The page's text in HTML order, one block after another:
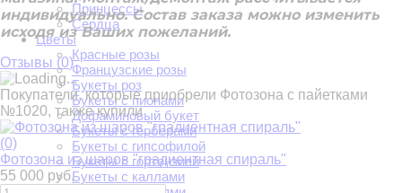
Принцессы
Сердца
Цветы
Красные розы
Французские розы
Букеты роз
Букеты с пионами
Дофаминовый букет
Букеты с герберами
Букеты с гипсофилой
Букеты с гортензией
Букеты с каллами
индивидуально. Состав заказа можно изменить
исходя из Ваших пожеланий.
Отзывы (0)
Покупатели, которые приобрели Фотозона с пайетками
№1020, также купили
(0)
Фотозона из шаров "градиентная спираль"
55 000 руб.